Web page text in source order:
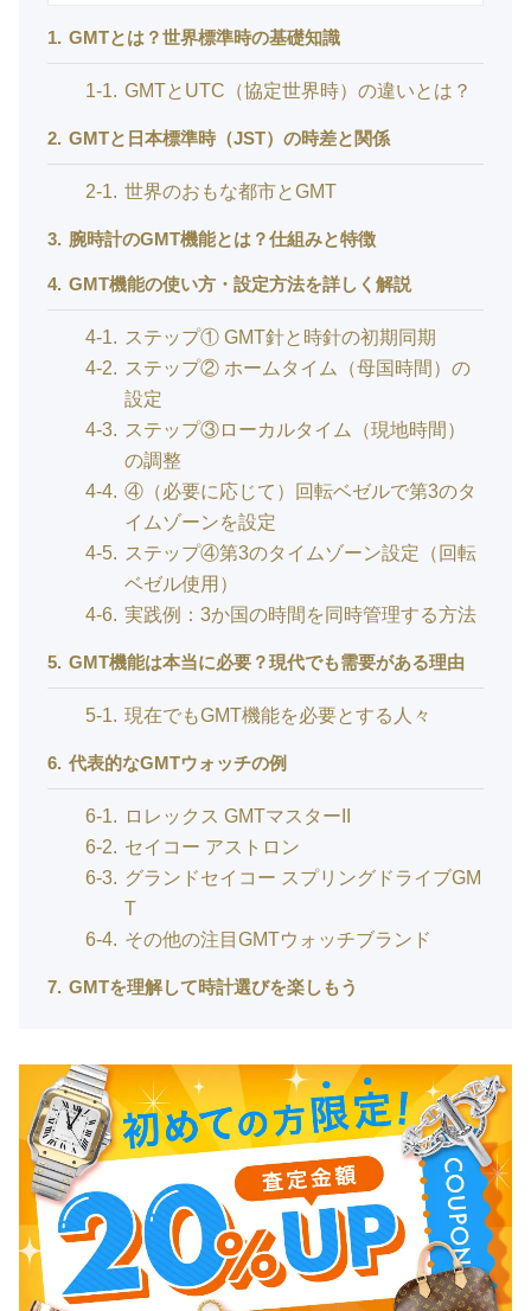
1 GMTとは？世界標準時の基礎知識
1-1 GMTとUTC（協定世界時）の違いとは？
2 GMTと日本標準時（JST）の時差と関係
2-1 世界のおもな都市とGMT
3 腕時計のGMT機能とは？仕組みと特徴
4 GMT機能の使い方・設定方法を詳しく解説
4-1
ステップ① GMT針と時針の初期同期
4-2
ステップ② ホームタイム（母国時間）の
設定
4-3
ステップ③ローカルタイム（現地時間）
の調整
4-4 ④（必要に応じて）回転ベゼルで第3のタ
イムゾーンを設定
4-5
ステップ④第3のタイムゾーン設定（回転
ベゼル使用）
4-6 実践例：3か国の時間を同時管理する方法
5 GMT機能は本当に必要？現代でも需要がある理由
5-1 現在でもGMT機能を必要とする人々
6 代表的なGMTウォッチの例
6-1
ロレックス GMTマスターII
6-2
セイコー アストロン
6-3
グランドセイコー スプリングドライブGM
T
6-4
その他の注目GMTウォッチブランド
7 GMTを理解して時計選びを楽しもう